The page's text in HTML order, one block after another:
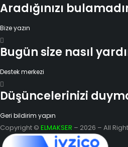
Aradığınızı
Bize yazın
Bugün size nasıl
Destek merkezi
Düşüncelerinizi
Geri bildirim yapın
Copyright © ELMAKSER – 2026 – All